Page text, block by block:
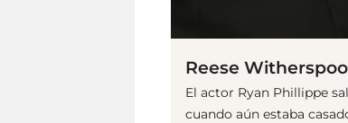
Reese
El actor Ryan Phillippe
cuando aún estaba